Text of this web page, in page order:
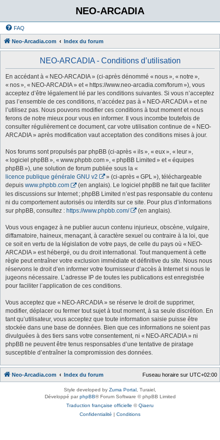
NEO-ARCADIA
FAQ
Neo-Arcadia.com Index du forum
NEO-ARCADIA - Conditions d’utilisation
En accédant à « NEO-ARCADIA » (ci-après dénommé « nous », « notre »,
« nos », « NEO-ARCADIA » et « https://www.neo-arcadia.com/forum »), vous
acceptez d’être légalement lié par les conditions suivantes. Si vous n’acceptez
pas l’ensemble de ces conditions, n’accédez pas à « NEO-ARCADIA » et ne
l’utilisez pas. Nous pouvons modifier ces conditions à tout moment et nous
ferons de notre mieux pour vous en informer. Il vous incombe toutefois de
consulter régulièrement ce document, car votre utilisation continue de « NEO-
ARCADIA » après modification vaut acceptation des conditions mises à jour.
Nos forums sont propulsés par phpBB (ci-après « ils », « eux », « leur »,
« logiciel phpBB », « www.phpbb.com », « phpBB Limited » et « équipes
phpBB »), une solution de forum publiée sous la «
licence publique générale GNU v2
» (ci-après « GPL »), téléchargeable
depuis www.phpbb.com
(en anglais). Le logiciel phpBB ne fait que faciliter
les discussions sur Internet ; phpBB Limited n’est pas responsable du contenu
ni du comportement autorisés ou interdits sur ce site. Pour plus d’informations
sur phpBB, consultez : https://www.phpbb.com/ (en anglais).
Vous vous engagez à ne publier aucun contenu injurieux, obscène, vulgaire,
diffamatoire, haineux, menaçant, à caractère sexuel ou contraire à la loi, que
ce soit en vertu de la législation de votre pays, de celle du pays où « NEO-
ARCADIA » est hébergé, ou du droit international. Tout manquement à cette
règle peut entraîner votre exclusion immédiate et définitive du site. Nous nous
réservons le droit d’en informer votre fournisseur d’accès à Internet si nous le
jugeons nécessaire. L’adresse IP de toutes les publications est enregistrée
pour faciliter l’application de ces conditions.
Vous acceptez que « NEO-ARCADIA » se réserve le droit de supprimer,
modifier, déplacer ou fermer tout sujet à tout moment, à sa seule discrétion. En
tant qu’utilisateur, vous acceptez que toute information saisie puisse être
stockée dans une base de données. Bien que ces informations ne soient pas
divulguées à des tiers sans votre consentement, ni « NEO-ARCADIA » ni
phpBB ne peuvent être tenus responsables d’une tentative de piratage
susceptible d’entraîner la compromission des données.
Neo-Arcadia.com Index du forum Fuseau horaire sur UTC+02:00
Style developed by Zuma Portal , Turaiel,
Développé parphpBB® Forum Software © phpBB Limited
Traduction française officielle ©Qiaeru
Confidentialité | Conditions